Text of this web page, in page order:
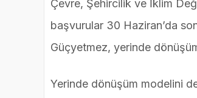
Çevre, Şehircilik ve İklim
başvurular 30 Haziran’da
Güçyetmez, yerinde
Yerinde dönüşüm modelini